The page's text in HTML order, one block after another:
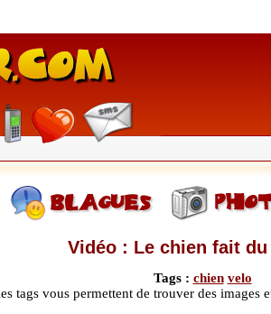
Vidéo : Le chien fait
Tags : chien velo
tags vous permettent de trouver des images